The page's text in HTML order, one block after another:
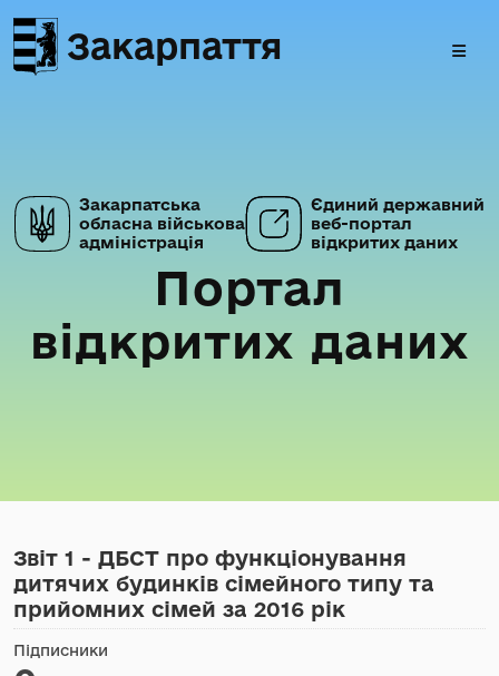
Закарпаття
Закарпатська
обласна військова
адміністрація
Єдиний державний
веб-портал
відкритих даних
Портал
відкритих даних
Звіт 1 - ДБСТ про функціонування
дитячих будинків сімейного типу та
прийомних сімей за 2016 рік
Підписники